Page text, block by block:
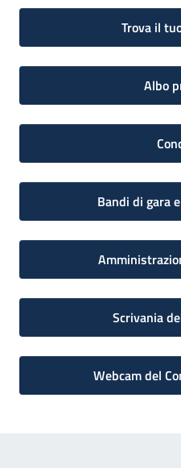
Trova il
Albo
Bandi di gara
Scrivania
Webcam del